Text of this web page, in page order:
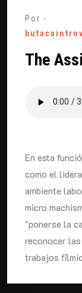
Por -
The
En esta
como el
ambiente
micro
"ponerse la
reconocer
trabajos